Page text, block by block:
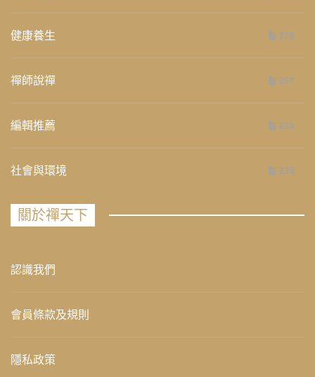
健康養生 276
禪師說禪 267
編輯推薦 236
社會與環境 235
關於禪天下
認識我們
會員條款及規則
隱私政策